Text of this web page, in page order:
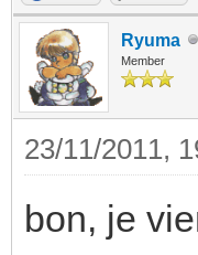
Ryuma
Member
23/11/2011,
bon, je